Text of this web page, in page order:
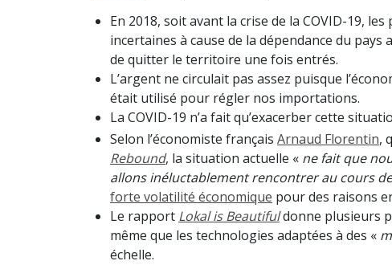
En 2018, soit avant la crise de la COVID-19,
incertaines à cause de la dépendance du
de quitter le territoire une fois entrés.
L’argent ne circulait pas assez puisque
était utilisé pour régler nos importations.
La COVID-19 n’a fait qu’exacerber cette
Selon l’économiste français Arnaud Florentin,
Rebound, la situation actuelle « ne fait que
allons inéluctablement rencontrer au cours
forte volatilité économique pour des raisons
Le rapport Lokal is Beautifuldonne plusieurs
même que les technologies adaptées à des «
échelle.